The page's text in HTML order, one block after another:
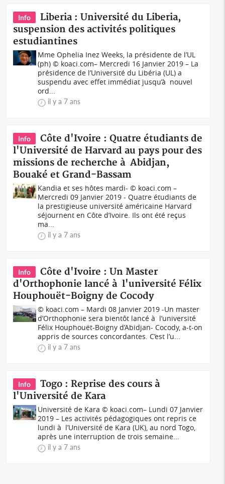
Info
Liberia : Université du Liberia,
suspension des activités politiques
estudiantines
Mme Ophelia Inez Weeks, la présidente de l’UL
(ph) © koaci.com– Mercredi 16 Janvier 2019 – La
présidence de l’Université du Libéria (UL) a
suspendu avec effet immédiat jusqu’à nouvel
ord...
il y a 7 ans
Info
Côte d'Ivoire : Quatre étudiants de
l'Université de Harvard au pays pour des
missions de recherche à Abidjan,
Bouaké et Grand-Bassam
Kandia et ses hôtes mardi- © koaci.com –
Mercredi 09 Janvier 2019 - Quatre étudiants de
la prestigieuse université américaine Harvard
séjournent en Côte d’Ivoire. Ils ont été reçus
ma...
il y a 7 ans
Info
Côte d'Ivoire : Un Master
d'Orthophonie lancé à l'université Félix
Houphouët-Boigny de Cocody
© koaci.com – Mardi 08 Janvier 2019 -Un master
d’Orthophonie sera bientôt lancé à l’université
Félix Houphouët-Boigny d’Abidjan- Cocody, a-t-on
appris de sources concordantes. C’est l’u...
il y a 7 ans
Info
Togo : Reprise des cours à
l'Université de Kara
Université de Kara © koaci.com– Lundi 07 Janvier
2019 – Les activités pédagogiques ont repris ce
lundi à l’Université de Kara (UK), au nord Togo,
après une interruption de trois semaine...
il y a 7 ans